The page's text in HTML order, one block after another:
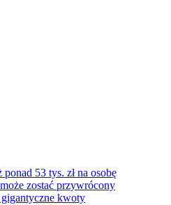
53 tys. zł na osobę
zostać przywrócony
gigantyczne kwoty